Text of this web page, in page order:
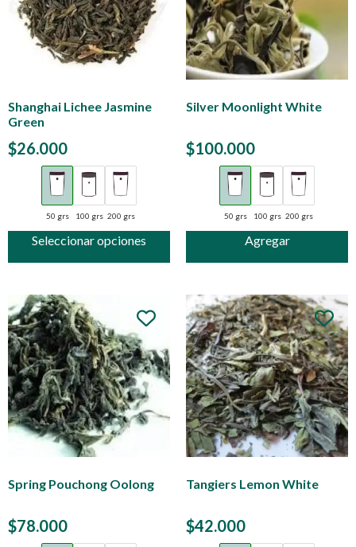
Shanghai Lichee Jasmine
Green
$26.000
Seleccionar opciones
50 grs 100 grs 200 grs
Silver Moonlight White
$100.000
Agregar
50 grs 100 grs 200 grs
Spring Pouchong Oolong
$78.000
Tangiers Lemon White
$42.000